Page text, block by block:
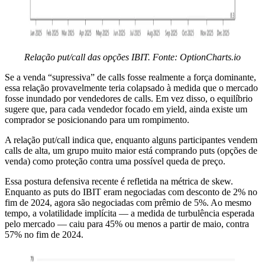
Relação put/call das opções IBIT. Fonte: OptionCharts.io
Se a venda “supressiva” de calls fosse realmente a força dominante,
essa relação provavelmente teria colapsado à medida que o mercado
fosse inundado por vendedores de calls. Em vez disso, o equilíbrio
sugere que, para cada vendedor focado em yield, ainda existe um
comprador se posicionando para um rompimento.
A relação put/call indica que, enquanto alguns participantes vendem
calls de alta, um grupo muito maior está comprando puts (opções de
venda) como proteção contra uma possível queda de preço.
Essa postura defensiva recente é refletida na métrica de skew.
Enquanto as puts do IBIT eram negociadas com desconto de 2% no
fim de 2024, agora são negociadas com prêmio de 5%. Ao mesmo
tempo, a volatilidade implícita — a medida de turbulência esperada
pelo mercado — caiu para 45% ou menos a partir de maio, contra
57% no fim de 2024.